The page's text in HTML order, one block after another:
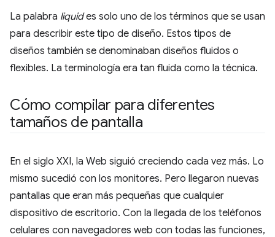
La palabra liquides solo uno de los términos que se usan
para describir este tipo de diseño. Estos tipos de
diseños también se denominaban diseños fluidos o
flexibles. La terminología era tan fluida como la técnica.
Cómo compilar para diferentes
tamaños de pantalla
En el siglo XXI, la Web siguió creciendo cada vez más. Lo
mismo sucedió con los monitores. Pero llegaron nuevas
pantallas que eran más pequeñas que cualquier
dispositivo de escritorio. Con la llegada de los teléfonos
celulares con navegadores web con todas las funciones,